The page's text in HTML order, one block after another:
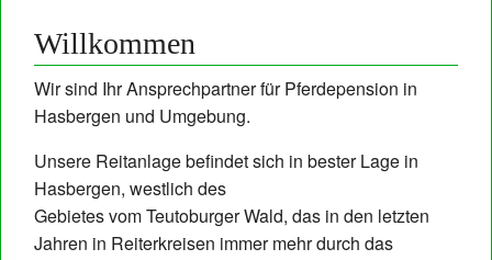
Kontakt
Willkommen
Wir sind Ihr Ansprechpartner für Pferdepension in
Hasbergen und Umgebung.
Unsere Reitanlage befindet sich in bester Lage in
Hasbergen, westlich des
Gebietes vom Teutoburger Wald, das in den letzten
Jahren in Reiterkreisen immer mehr durch das